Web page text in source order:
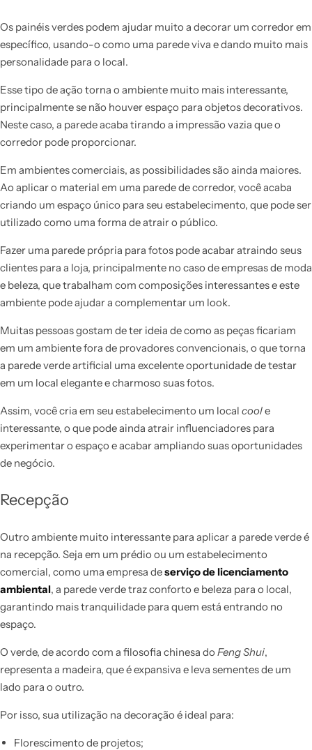
Os painéis verdes podem ajudar muito a decorar um corredor em
específico, usando-o como uma parede viva e dando muito mais
personalidade para o local.
Esse tipo de ação torna o ambiente muito mais interessante,
principalmente se não houver espaço para objetos decorativos.
Neste caso, a parede acaba tirando a impressão vazia que o
corredor pode proporcionar.
Em ambientes comerciais, as possibilidades são ainda maiores.
Ao aplicar o material em uma parede de corredor, você acaba
criando um espaço único para seu estabelecimento, que pode ser
utilizado como uma forma de atrair o público.
Fazer uma parede própria para fotos pode acabar atraindo seus
clientes para a loja, principalmente no caso de empresas de moda
e beleza, que trabalham com composições interessantes e este
ambiente pode ajudar a complementar um look.
Muitas pessoas gostam de ter ideia de como as peças ficariam
em um ambiente fora de provadores convencionais, o que torna
a parede verde artificial uma excelente oportunidade de testar
em um local elegante e charmoso suas fotos.
Assim, você cria em seu estabelecimento um local coole
interessante, o que pode ainda atrair influenciadores para
experimentar o espaço e acabar ampliando suas oportunidades
de negócio.
Recepção
Outro ambiente muito interessante para aplicar a parede verde é
na recepção. Seja em um prédio ou um estabelecimento
comercial, como uma empresa deserviço de licenciamento
ambiental, a parede verde traz conforto e beleza para o local,
garantindo mais tranquilidade para quem está entrando no
espaço.
O verde, de acordo com a filosofia chinesa do Feng Shui,
representa a madeira, que é expansiva e leva sementes de um
lado para o outro.
Por isso, sua utilização na decoração é ideal para:
Florescimento de projetos;